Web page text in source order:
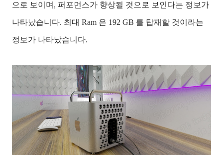
으로 보이며, 퍼포먼스가 향상될 것으로 보인다는 정보가
나타났습니다. 최대 Ram 은 192 GB 를 탑재할 것이라는
정보가 나타났습니다.